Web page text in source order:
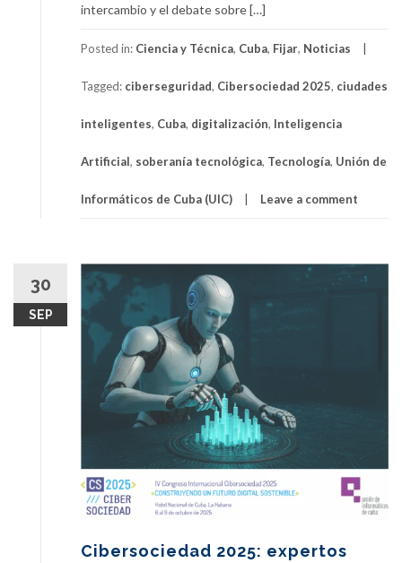
intercambio y el debate sobre […]
Posted in: Ciencia y Técnica, Cuba, Fijar, Noticias
Tagged: ciberseguridad, Cibersociedad 2025, ciudades
inteligentes, Cuba, digitalización, Inteligencia
Artificial, soberanía tecnológica, Tecnología, Unión de
Informáticos de Cuba (UIC) Leave a comment
30
SEP
Cibersociedad 2025: expertos